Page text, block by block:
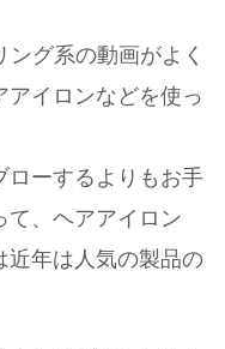
グ系の動画がよく
アイロンなどを使っ
ローするよりもお手
て、ヘアアイロン
近年は人気の製品の